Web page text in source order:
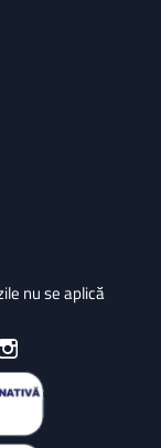
nu se aplică